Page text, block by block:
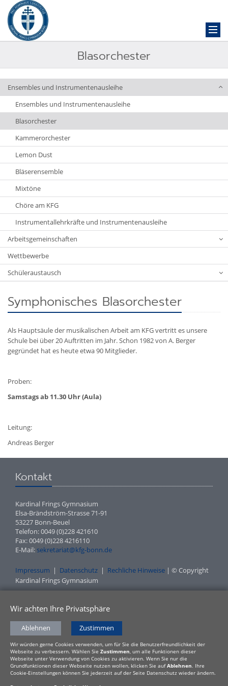
Blasorchester
Ensembles und Instrumentenausleihe
Ensembles und Instrumentenausleihe
Blasorchester
Kammerorchester
Lemon Dust
Bläserensemble
Mixtöne
Chöre am KFG
Instrumentallehrkräfte und Instrumentenausleihe
Arbeitsgemeinschaften
Wettbewerbe
Schüleraustausch
Symphonisches Blasorchester
Als Hauptsäule der musikalischen Arbeit am KFG vertritt es unsere
Schule bei über 20 Auftritten im Jahr. Schon 1982 von A. Berger
gegründet hat es heute etwa 90 Mitglieder.
Proben:
Samstags ab 11.30 Uhr (Aula)
Leitung:
Andreas Berger
Kontakt
Kardinal Frings Gymnasium
Elsa-Brändström-Strasse 71-91
53227 Bonn-Beuel
Telefon: 0049 (0)228 421610
Fax: 0049 (0)228 4216110
E-Mail: sekretariat@kfg-bonn.de
Impressum | Datenschutz | Rechliche Hinweise | © Copyright
Kardinal Frings Gymnasium
Wir achten Ihre Privatsphäre
Ablehnen Zustimmen
Wir würden gerne Cookies verwenden, um für Sie die Benutzerfreundlichkeit der
Webseite zu verbessern. Wählen Sie Zustimmen, um alle Funktionen dieser
Webseite unter Verwendung von Cookies zu aktivieren. Wenn Sie nur die
Grundfunktionen dieser Webseite nutzen wollen, klicken Sie aufAblehnen. Ihre
Cookie-Einstellungen können Sie jederzeit auf der Seite Datenschutz wieder ändern.